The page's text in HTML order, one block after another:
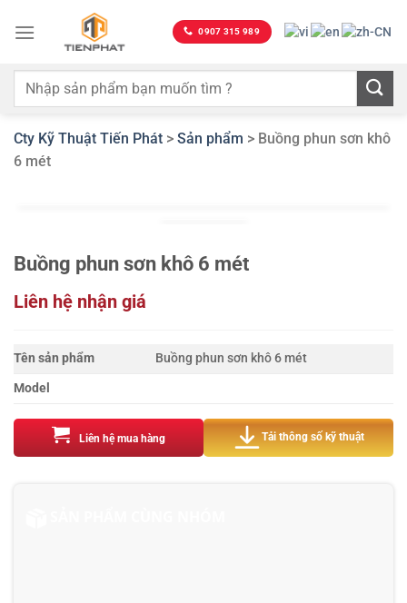
qua
dung
0907 315 989
Cty Kỹ Thuật Tiến Phát > Sản phẩm > Buồng phun sơn khô
6 mét
Buồng phun sơn khô 6 mét
Liên hệ nhận giá
Tên sản phẩm
Buồng phun sơn khô 6 mét
Model
Liên hệ mua hàng Tải thông số kỹ thuật